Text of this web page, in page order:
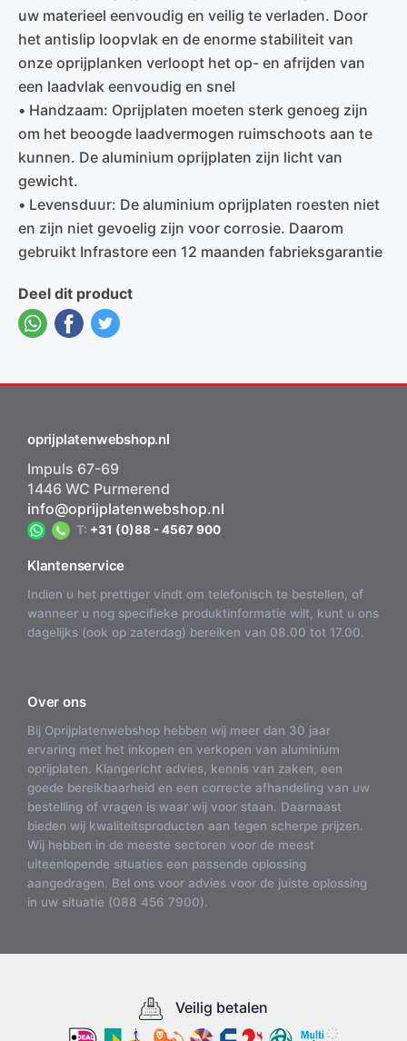
uw materieel eenvoudig en veilig te verladen. Door
het antislip loopvlak en de enorme stabiliteit van
onze oprijplanken verloopt het op- en afrijden van
een laadvlak eenvoudig en snel
• Handzaam: Oprijplaten moeten sterk genoeg zijn
om het beoogde laadvermogen ruimschoots aan te
kunnen. De aluminium oprijplaten zijn licht van
gewicht.
• Levensduur: De aluminium oprijplaten roesten niet
en zijn niet gevoelig zijn voor corrosie. Daarom
gebruikt Infrastore een 12 maanden fabrieksgarantie
Deel dit product
oprijplatenwebshop.nl
Impuls 67-69
1446 WC Purmerend
info@oprijplatenwebshop.nl
T: +31 (0)88 - 4567 900
Klantenservice
Indien u het prettiger vindt om telefonisch te bestellen, of
wanneer u nog specifieke produktinformatie wilt, kunt u ons
dagelijks (ook op zaterdag) bereiken van 08.00 tot 17.00.
Over ons
Bij Oprijplatenwebshop hebben wij meer dan 30 jaar
ervaring met het inkopen en verkopen van aluminium
oprijplaten. Klangericht advies, kennis van zaken, een
goede bereikbaarheid en een correcte afhandeling van uw
bestelling of vragen is waar wij voor staan. Daarnaast
bieden wij kwaliteitsproducten aan tegen scherpe prijzen.
Wij hebben in de meeste sectoren voor de meest
uiteenlopende situaties een passende oplossing
aangedragen. Bel ons voor advies voor de juiste oplossing
in uw situatie (088 456 7900).
Veilig betalen